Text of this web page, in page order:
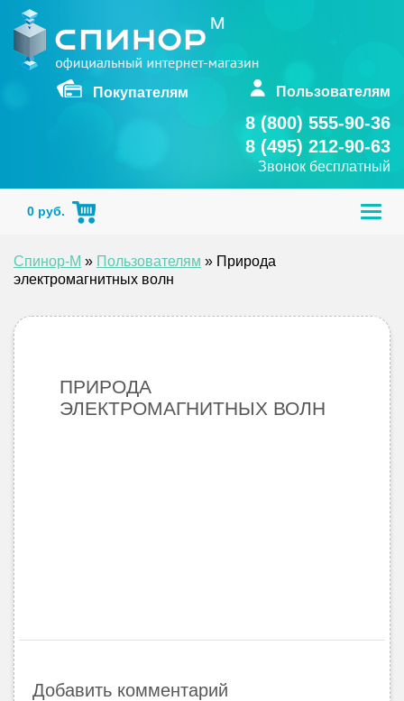
Skip
Покупателям Пользователям
8 (800) 555-90-36
8 (495) 212-90-63
Звонок бесплатный
0 руб.
Спинор-М » Пользователям » Природа
электромагнитных волн
ПРИРОДА
ЭЛЕКТРОМАГНИТНЫХ ВОЛН
Добавить комментарий